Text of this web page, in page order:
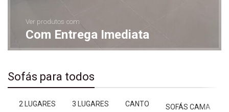
Ver produtos com
Com Entrega Imediata
Sofás para todos
2 LUGARES 3 LUGARES CANTO SOFÁS CAMA